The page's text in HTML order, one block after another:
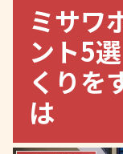
ミサワ
ント5
くりを
は